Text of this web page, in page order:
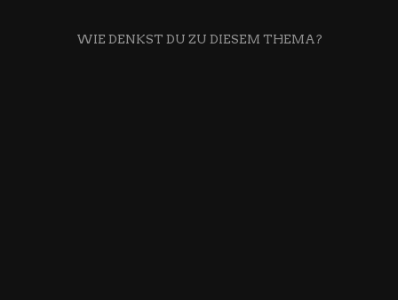
WIE DENKST DU ZU DIESEM THEMA?